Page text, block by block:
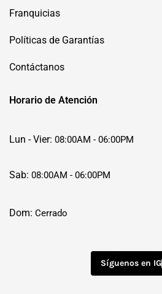
Franquicias
Políticas de Garantías
Contáctanos
Horario de Atención
Lun - Vier: 08:00AM - 06:00PM
Sab: 08:00AM - 06:00PM
Dom: Cerrado
Síguenos en IG